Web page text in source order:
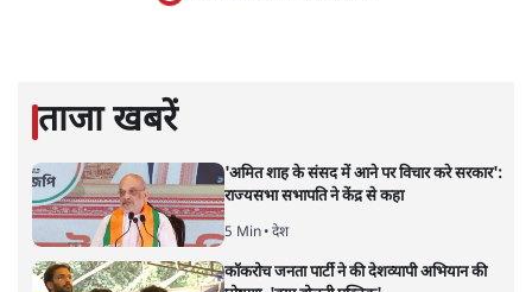
ताजा खबरें
'अमित शाह के संसद में आने पर विचार करे सरकार':
5 Min• देश